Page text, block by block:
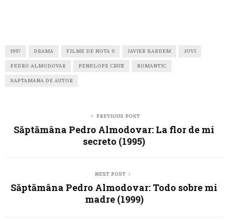
1997 DRAMA FILME DE NOTA 9 JAVIER BARDEM JOVI
PEDRO ALMODOVAR PENELOPE CRUZ ROMANTIC
SAPTAMANA DE AUTOR
PREVIOUS POST
Săptămâna Pedro Almodovar: La flor de mi
secreto (1995)
NEXT POST
Săptămâna Pedro Almodovar: Todo sobre mi
madre (1999)